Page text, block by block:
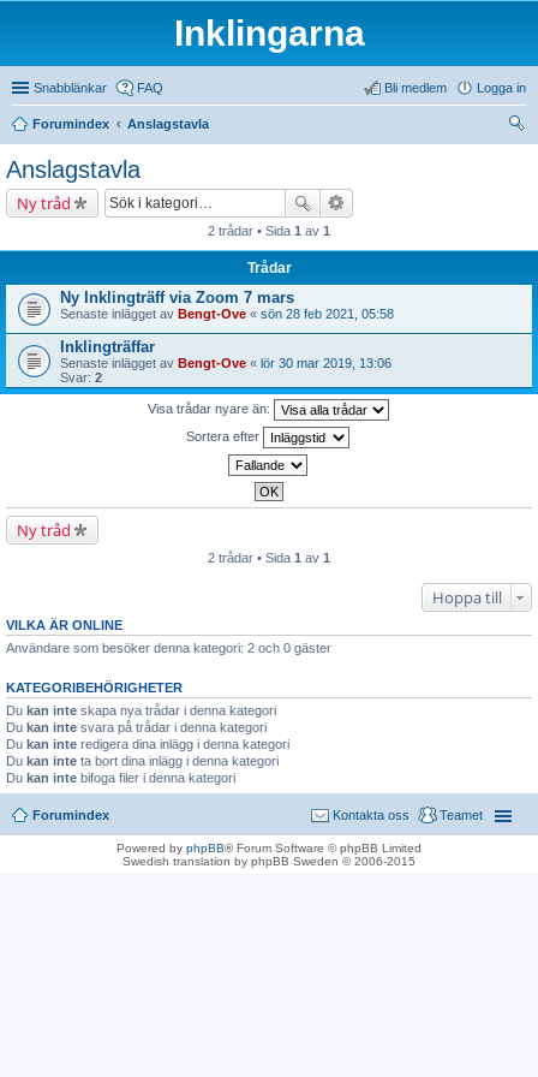
Inklingarna
Snabblänkar FAQ Logga in
Bli medlem
Forumindex
Anslagstavla
Anslagstavla
Ny tråd
2 trådar • Sida 1 av 1
Trådar
Ny Inklingträff via Zoom 7 mars
Senaste inlägget av Bengt-Ove « sön 28 feb 2021, 05:58
Inklingträffar
Senaste inlägget av Bengt-Ove « lör 30 mar 2019, 13:06
Svar: 2
Visa trådar nyare än:
Sortera efter
Ny tråd
2 trådar • Sida 1 av 1
Hoppa till
VILKA ÄR ONLINE
Användare som besöker denna kategori: 2 och 0 gäster
KATEGORIBEHÖRIGHETER
Du kan inte skapa nya trådar i denna kategori
Du kan inte svara på trådar i denna kategori
Du kan inte redigera dina inlägg i denna kategori
Du kan inte ta bort dina inlägg i denna kategori
Du kan inte bifoga filer i denna kategori
Forumindex Teamet
Kontakta oss
Powered by phpBB® Forum Software © phpBB Limited
Swedish translation by phpBB Sweden © 2006-2015